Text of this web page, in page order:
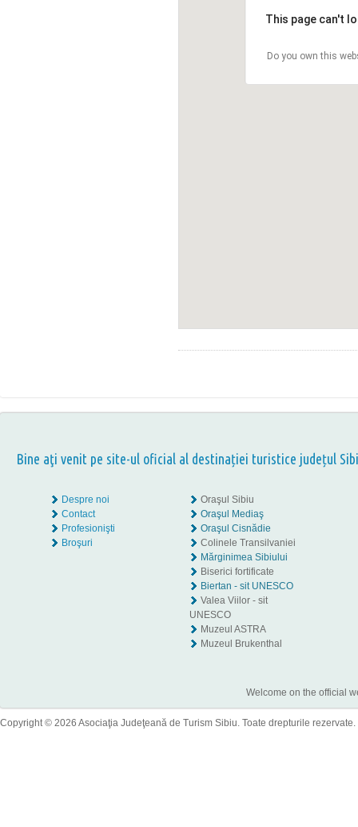
This page can't
Do you own this
Bine aţi venit pe site-ul oficial al destinației turistice județul
Despre noi
Contact
Profesionişti
Broşuri
Oraşul Sibiu
Oraşul Mediaş
Oraşul Cisnădie
Colinele Transilvaniei
Mărginimea Sibiului
Biserici fortificate
Biertan - sit UNESCO
Valea Viilor - sit
UNESCO
Muzeul ASTRA
Muzeul Brukenthal
Welcome on the official
Copyright © 2026 Asociaţia Judeţeană de Turism Sibiu. Toate drepturile rezervate.